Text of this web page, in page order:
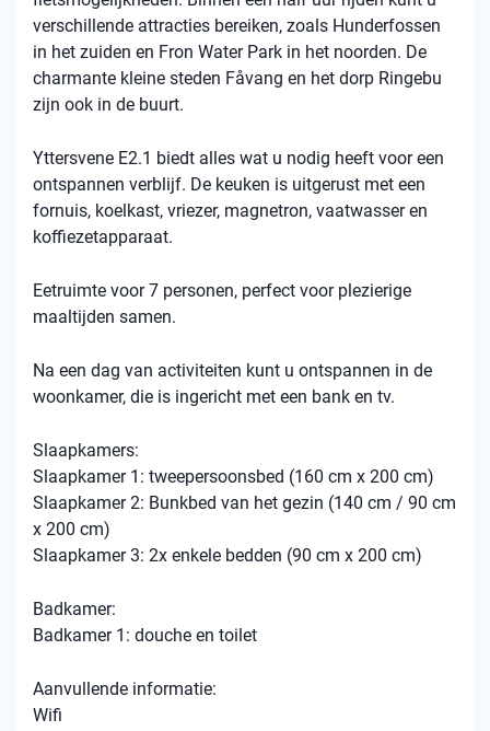
verschillende attracties bereiken, zoals Hunderfossen
in het zuiden en Fron Water Park in het noorden. De
charmante kleine steden Fåvang en het dorp Ringebu
zijn ook in de buurt.
Yttersvene E2.1 biedt alles wat u nodig heeft voor een
ontspannen verblijf. De keuken is uitgerust met een
fornuis, koelkast, vriezer, magnetron, vaatwasser en
koffiezetapparaat.
Eetruimte voor 7 personen, perfect voor plezierige
maaltijden samen.
Na een dag van activiteiten kunt u ontspannen in de
woonkamer, die is ingericht met een bank en tv.
Slaapkamers:
Slaapkamer 1: tweepersoonsbed (160 cm x 200 cm)
Slaapkamer 2: Bunkbed van het gezin (140 cm / 90 cm
x 200 cm)
Slaapkamer 3: 2x enkele bedden (90 cm x 200 cm)
Badkamer:
Badkamer 1: douche en toilet
Aanvullende informatie:
Wifi